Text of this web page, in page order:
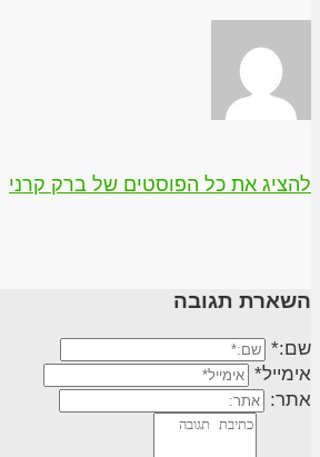
להציג את כל הפוסטים של ברק קרני
השארת תגובה
שם:*
אימייל*
אתר: